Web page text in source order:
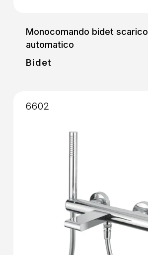
Monocomando bidet scarico
automatico
Bidet
6602